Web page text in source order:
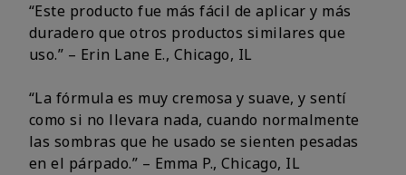
“Este producto fue más fácil de aplicar y más
duradero que otros productos similares que
uso.” – Erin Lane E., Chicago, IL
“La fórmula es muy cremosa y suave, y sentí
como si no llevara nada, cuando normalmente
las sombras que he usado se sienten pesadas
en el párpado.” – Emma P., Chicago, IL